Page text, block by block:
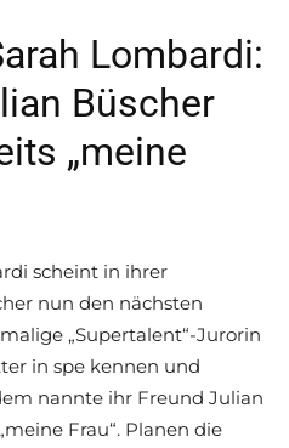
Lombardi:
Büscher
„meine
scheint in ihrer
nun den nächsten
„Supertalent“-Jurorin
in spe kennen und
nannte ihr Freund Julian
Frau“. Planen die